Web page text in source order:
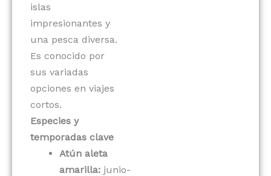
islas
impresionantes y
una pesca diversa.
Es conocido por
sus variadas
opciones en viajes
cortos.
Especies y
temporadas clave
Atún aleta
amarilla: junio-